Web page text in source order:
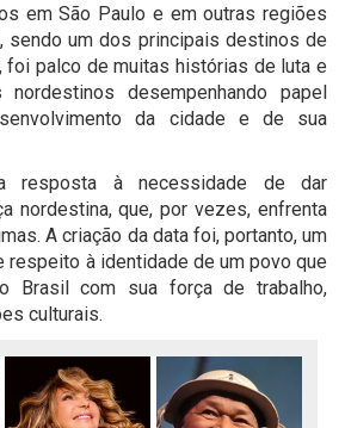
em São Paulo e em outras regiões
sendo um dos principais destinos de
foi palco de muitas histórias de luta e
desempenhando papel
da cidade e de sua
resposta à necessidade de dar
nordestina, que, por vezes, enfrenta
A criação da data foi, portanto, um
respeito à identidade de um povo que
Brasil com sua força de trabalho,
culturais.